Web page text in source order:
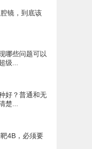
镜，到底该
哪些问题可以
级...
好？普通和无
楚...
4B，必须要